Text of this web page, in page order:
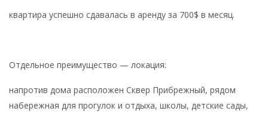
квартира успешно сдавалась в аренду за 700$ в месяц.
Отдельное преимущество — локация:
напротив дома расположен Сквер Прибрежный, рядом
набережная для прогулок и отдыха, школы, детские сады,